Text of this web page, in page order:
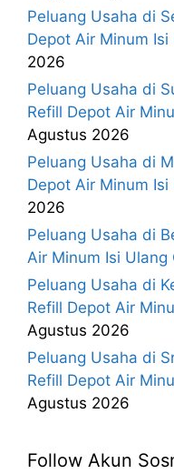
Peluang Usaha di
Depot Air Minum Isi
2026
Peluang Usaha di
Refill Depot Air
Agustus 2026
Peluang Usaha di
Depot Air Minum Isi
2026
Peluang Usaha di
Air Minum Isi Ulang
Peluang Usaha di
Refill Depot Air
Agustus 2026
Peluang Usaha di
Refill Depot Air
Agustus 2026
Follow Akun